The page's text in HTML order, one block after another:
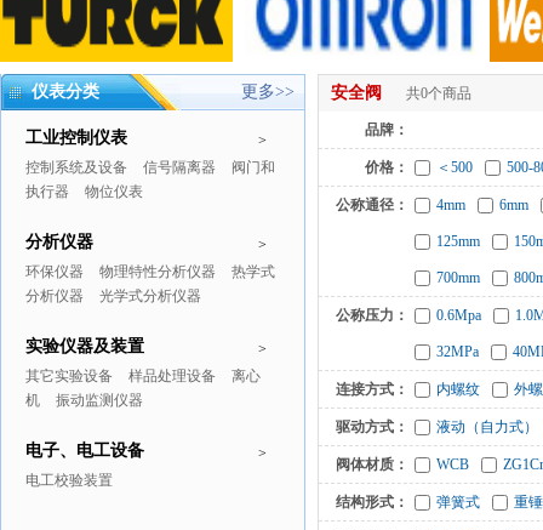
仪表分类 更多>>
>
工业控制仪表
控制系统及设备 信号隔离器
阀门和
执行器
物位仪表
>
分析仪器
环保仪器 物理特性分析仪器
热学式
分析仪器
光学式分析仪器
>
实验仪器及装置
其它实验设备 样品处理设备
离心
机
振动监测仪器
>
电子、电工设备
电工校验装置
安全阀 共0个商品
品牌：
价格： ＜500 500-
公称通径： 4mm 6mm
125mm
700mm
公称压力： 0.6Mpa
32MPa
连接方式： 内螺纹 外
驱动方式： 液动（自力式）
阀体材质： WCB
结构形式： 弹簧式 重